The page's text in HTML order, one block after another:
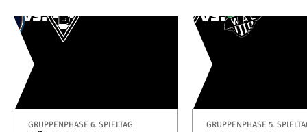
GRUPPENPHASE 6. SPIELTAG GRUPPENPHASE 5.